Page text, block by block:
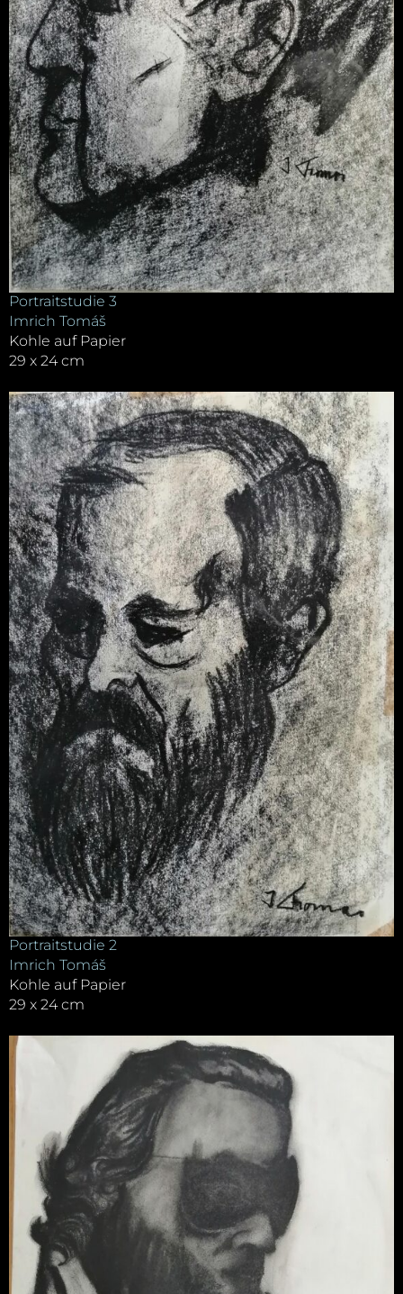
Portraitstudie 3
Imrich Tomáš
Kohle auf Papier
29 x 24 cm
Portraitstudie 2
Imrich Tomáš
Kohle auf Papier
29 x 24 cm